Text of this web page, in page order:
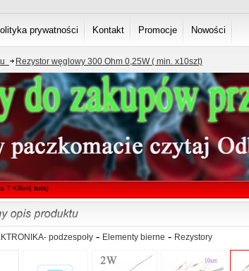
prywatności Kontakt Promocje Nowości
Rezystor węglowy 300 Ohm 0,25W ( min. x10szt)
? Kliknij tutaj
podzespoły - Elementy bierne - Rezystory